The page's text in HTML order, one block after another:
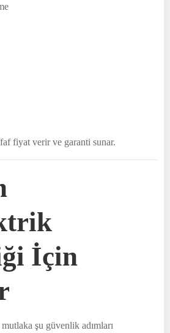
fiyat verir ve garanti sunar.
İçin
şu güvenlik adımları